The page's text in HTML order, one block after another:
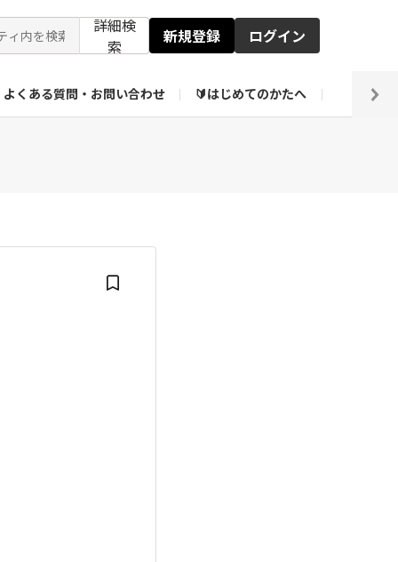
詳細検
索
新規登録 ログイン
よくある質問・お問い合わせ 🔰はじめてのかたへ 編集